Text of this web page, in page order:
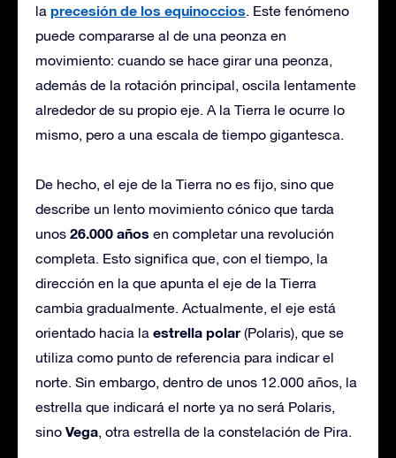
la precesión de los equinoccios. Este fenómeno
puede compararse al de una peonza en
movimiento: cuando se hace girar una peonza,
además de la rotación principal, oscila lentamente
alrededor de su propio eje. A la Tierra le ocurre lo
mismo, pero a una escala de tiempo gigantesca.
De hecho, el eje de la Tierra no es fijo, sino que
describe un lento movimiento cónico que tarda
unos 26.000 años en completar una revolución
completa. Esto significa que, con el tiempo, la
dirección en la que apunta el eje de la Tierra
cambia gradualmente. Actualmente, el eje está
orientado hacia la estrella polar(Polaris), que se
utiliza como punto de referencia para indicar el
norte. Sin embargo, dentro de unos 12.000 años, la
estrella que indicará el norte ya no será Polaris,
sino Vega, otra estrella de la constelación de Pira.